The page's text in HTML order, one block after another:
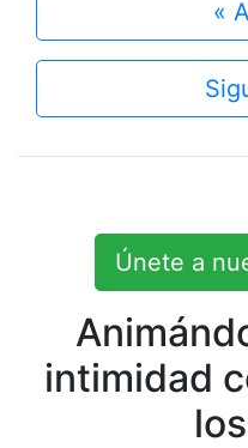
«
Únete a
intimidad